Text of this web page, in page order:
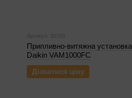
Артикул: 30769
Припливно-витяжна установка
Daikin VAM1000FC
Дізнатися ціну